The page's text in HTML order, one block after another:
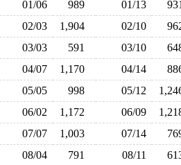
01/06 989 01/13
02/03 1,904 02/10
03/03 591 03/10
04/07 1,170 04/14
05/05 998 05/12
06/02 1,172 06/09
07/07 1,003 07/14
08/04 791 08/11